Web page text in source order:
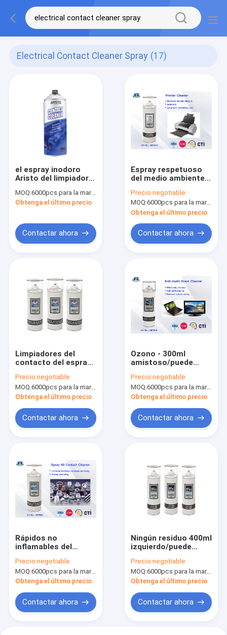
Electrical Contact Cleaner Spray (17)
el espray inodoro
Aristo del limpiador
eléctrico 400ml
chirría las paradas
MOQ:6000pcs para la marca de Aristo, 15000pcs para la marca del cliente
Obtenga el último precio
Contactar ahora
Espray respetuoso
del medio ambiente
contacto eléctrico,
espray del limpiador
de la cabeza de la
impresora 400ml
Precio:negotiable
MOQ:6000pcs para la marca de Aristo, 15000pcs para la marca del cliente
Obtenga el último precio
Contactar ahora
Limpiadores del
contacto del espray
acrílico del limpiador
para la suciedad de
limpieza y
eléctricos
Precio:negotiable
MOQ:6000pcs para la marca de Aristo, 15000pcs para la marca del cliente
Obtenga el último precio
Contactar ahora
Ozono - 300ml
amistoso/puede
del contacto de la
espuma del limpiador
del aerosol
Aristo
Precio:negotiable
MOQ:6000pcs para la marca de Aristo, 15000pcs para la marca del cliente
Obtenga el último precio
Contactar ahora
Rápidos no
inflamables del
del contacto y
seguros eléctricos
limpian
Precio:negotiable
MOQ:6000pcs para la marca de Aristo, 15000pcs para la marca del cliente
Obtenga el último precio
Contactar ahora
Ningún residuo 400ml
izquierdo/puede
limpiador para el
retiro del aceite y de
la suciedad soluble
Precio:negotiable
MOQ:6000pcs para la marca de Aristo, 15000pcs para la marca del cliente
Obtenga el último precio
Contactar ahora